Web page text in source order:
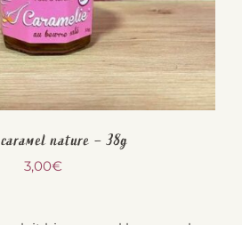
nature – 38g
3,00€